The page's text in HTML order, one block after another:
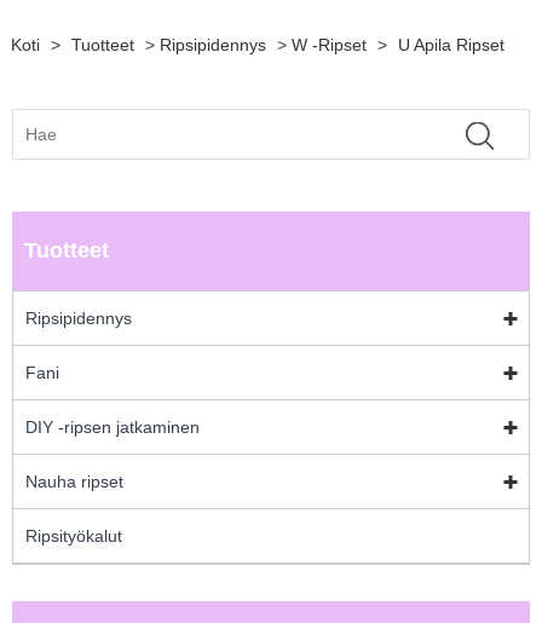
Koti > Tuotteet > Ripsipidennys > W -ripset > U Apila Ripset
Tuotteet
Ripsipidennys
Fani
DIY -ripsen jatkaminen
Nauha ripset
Ripsityökalut